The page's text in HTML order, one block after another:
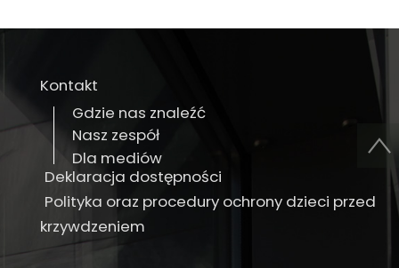
Kontakt
Gdzie nas znaleźć
Nasz zespół
Dla mediów
Deklaracja dostępności
Polityka oraz procedury ochrony dzieci przed
krzywdzeniem